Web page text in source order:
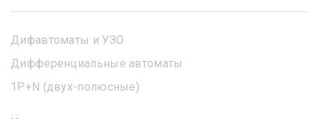
Дифавтоматы и УЗО
Дифференциальные автоматы
1Р+N (двух-полюсные)